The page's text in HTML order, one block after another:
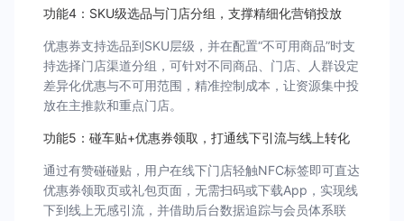
功能4：SKU级选品与门店分组，支撑精细化营销投放
优惠券支持选品到SKU层级，并在配置“不可用商品”时支
持选择门店渠道分组，可针对不同商品、门店、人群设定
差异化优惠与不可用范围，精准控制成本，让资源集中投
放在主推款和重点门店。
功能5：碰⻋贴+优惠券领取，打通线下引流与线上转化
通过有赞碰碰贴，用户在线下门店轻触NFC标签即可直达
优惠券领取页或礼包页面，无需扫码或下载App，实现线
下到线上无感引流，并借助后台数据追踪与会员体系联